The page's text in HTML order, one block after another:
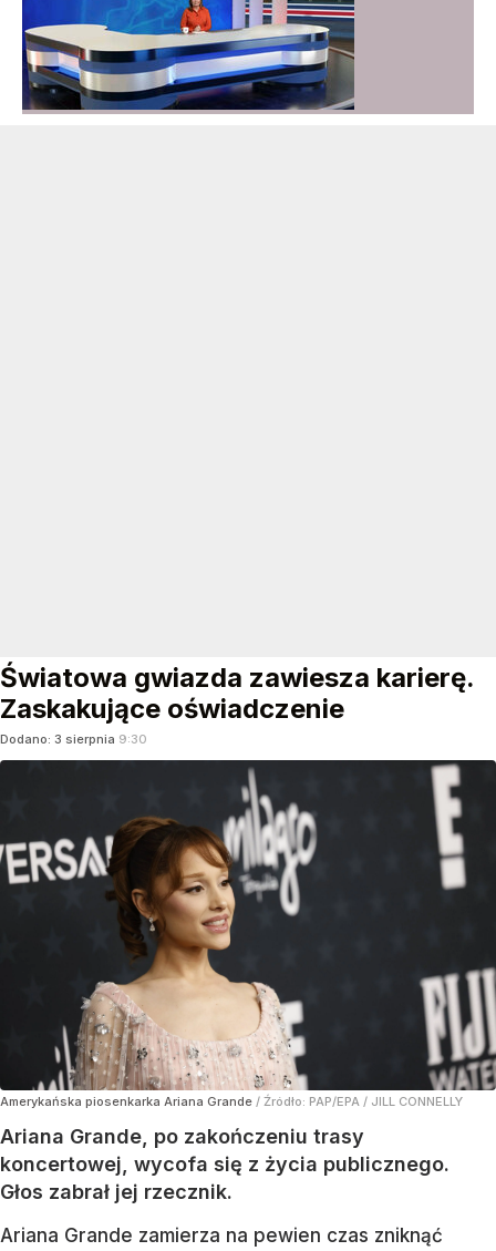
Światowa gwiazda zawiesza karierę.
Zaskakujące oświadczenie
Dodano: 3 sierpnia 9:30
Amerykańska piosenkarka Ariana Grande / Źródło: PAP/EPA / JILL CONNELLY
Ariana Grande, po zakończeniu trasy
koncertowej, wycofa się z życia publicznego.
Głos zabrał jej rzecznik.
Ariana Grande zamierza na pewien czas zniknąć